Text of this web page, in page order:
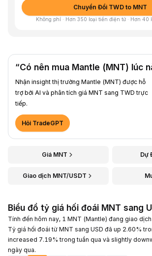
Chuyển Đổi TWD to MNT
Không phí · Hơn 350 loại tiền điện tử · Hơn 40
“Có nên mua Mantle (MNT) lúc
Nhận insight thị trường Mantle (MNT) được hỗ
trợ bởi AI và phân tích giá MNT sang TWD trực
tiếp.
Hỏi TradeGPT
Giá MNT Dự
Giao dịch MNT/USDT
Biểu đồ tỷ giá hối đoái MNT sang
Tính đến hôm nay, 1 MNT (Mantle) đang giao
Tỷ giá hối đoái từ MNT sang USD đã up 2.60%
increased 7.19% trong tuần qua và slightly
ngày qua.